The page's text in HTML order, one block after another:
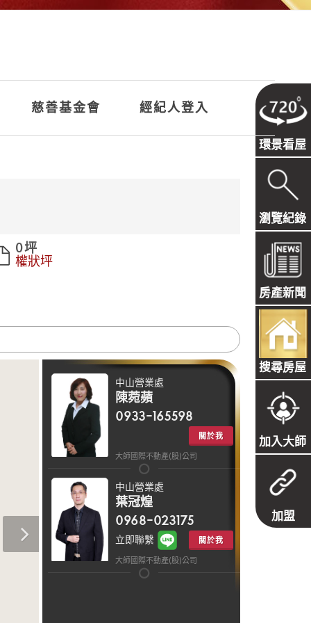
慈善基金會 經紀人登入
環景看屋
瀏覽紀錄
房產新聞
搜尋房屋
加入大師
加盟
0 坪
權狀坪
中山營業處
陳菀蘋
0933-165598
關於我
大師國際不動產(股)公司
中山營業處
葉冠煌
0968-023175
關於我
立即聯繫
大師國際不動產(股)公司